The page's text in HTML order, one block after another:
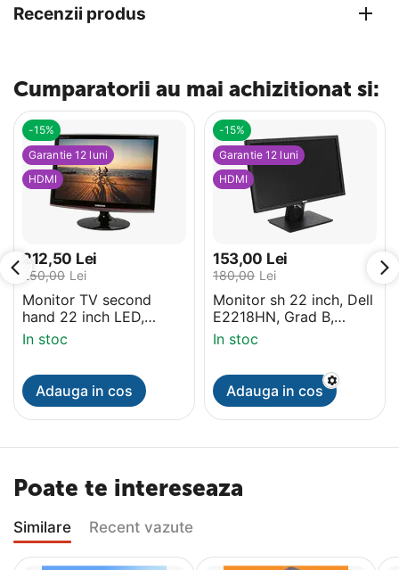
Recenzii produs
Cumparatorii au mai achizitionat si:
-15%
Garantie 12 luni
HDMI
212,50 Lei
250,00 Lei
Monitor TV second
hand 22 inch LED,
Samsung HDTV, HD,
HDMI
In stoc
Adauga in cos
-15%
Garantie 12 luni
HDMI
153,00 Lei
180,00 Lei
Monitor sh 22 inch, Dell
E2218HN, Grad B,
HDMI, 1920x1080
In stoc
Adauga in cos
Poate te intereseaza
Similare Recent vazute